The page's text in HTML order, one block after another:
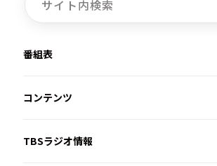
番組表
コンテンツ
TBSラジオ情報